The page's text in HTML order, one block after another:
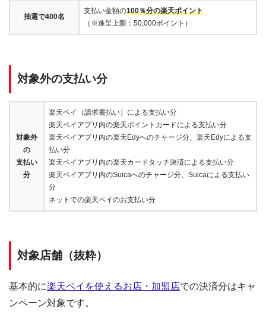
抽選で400名
支払い金額の100％分の楽天ポイント
（※進呈上限：50,000ポイント）
対象外の支払い分
対象外
の
支払い
分
楽天ペイ（請求書払い）による支払い分
楽天ペイアプリ内の楽天ポイントカードによる支払い分
楽天ペイアプリ内の楽天Edyへのチャージ分、楽天Edyによる支
払い分
楽天ペイアプリ内の楽天カードタッチ決済による支払い分
楽天ペイアプリ内のSuicaへのチャージ分、Suicaによる支払い
分
ネットでの楽天ペイのお支払い分
対象店舗（抜粋）
基本的に楽天ペイを使えるお店・加盟店での決済分はキャ
ンペーン対象です。